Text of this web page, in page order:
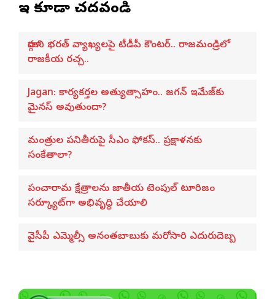
ఇవి కూడా చదవండి
మార్గాని భరత్ వ్యాఖ్యలపై టీడీపీ కౌంటర్.. రాజమండ్రిలో
రాజకీయ రచ్చ..
Jagan: కార్యకర్తల అత్యుత్సాహం.. జగన్ ఇమేజ్‌కు
మైనస్ అవుతుందా?
మంత్రుల పనితీరుపై సీఎం ఫోకస్.. ప్రక్షాళనకు
సంకేతాలా?
పంచారామ క్షేత్రాలను జాతీయ టెంపుల్ టూరిజం
సర్క్యూట్‌గా అభివృద్ధి చేయాలి
వైసీపీ ఎమ్మెల్సీ అనంతబాబుకు మరోసారి ఎదురుదెబ్బ